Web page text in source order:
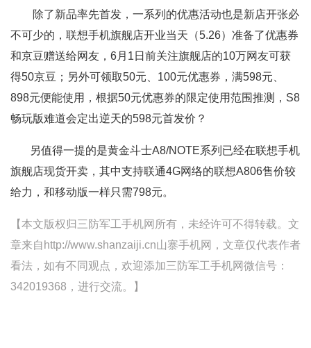
除了新品率先首发，一系列的优惠活动也是新店开张必
不可少的，联想手机旗舰店开业当天（5.26）准备了优惠券
和京豆赠送给网友，6月1日前关注旗舰店的10万网友可获
得50京豆；另外可领取50元、100元优惠券，满598元、
898元便能使用，根据50元优惠券的限定使用范围推测，S8
畅玩版难道会定出逆天的598元首发价？
另值得一提的是黄金斗士A8/NOTE系列已经在联想手机
旗舰店现货开卖，其中支持联通4G网络的联想A806售价较
给力，和移动版一样只需798元。
【本文版权归三防军工手机网所有，未经许可不得转载。文
章来自http://www.shanzaiji.cn山寨手机网，文章仅代表作者
看法，如有不同观点，欢迎添加三防军工手机网微信号：
342019368，进行交流。】